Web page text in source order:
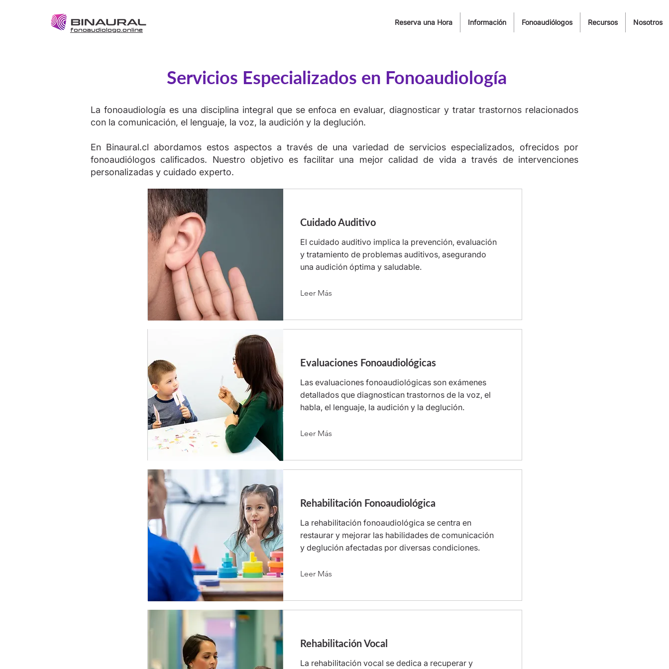
fonoaudiologo.online
Reserva una Hora Información Fonoaudiólogos Recursos Nosotros
Servicios Especializados en Fonoaudiología
La fonoaudiología es una disciplina integral que se enfoca en evaluar, diagnosticar y tratar trastornos relacionados
con la comunicación, el lenguaje, la voz, la audición y la deglución.
En Binaural.cl abordamos estos aspectos a través de una variedad de servicios especializados, ofrecidos por
fonoaudiólogos calificados. Nuestro objetivo es facilitar una mejor calidad de vida a través de intervenciones
personalizadas y cuidado experto.
Cuidado Auditivo
El cuidado auditivo implica la prevención, evaluación
y tratamiento de problemas auditivos, asegurando
una audición óptima y saludable.
Leer Más
Evaluaciones Fonoaudiológicas
Las evaluaciones fonoaudiológicas son exámenes
detallados que diagnostican trastornos de la voz, el
habla, el lenguaje, la audición y la deglución.
Leer Más
Rehabilitación Fonoaudiológica
La rehabilitación fonoaudiológica se centra en
restaurar y mejorar las habilidades de comunicación
y deglución afectadas por diversas condiciones.
Leer Más
Rehabilitación Vocal
La rehabilitación vocal se dedica a recuperar y